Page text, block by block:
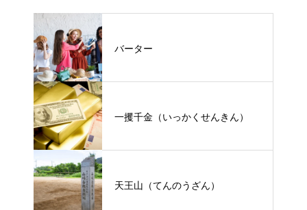
バーター
一攫千金（いっかくせんきん）
天王山（てんのうざん）